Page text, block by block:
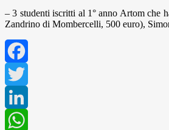
– 3 studenti iscritti al 1° anno Artom che
Zandrino di Mombercelli, 500 euro),
Facebook
Twitter
LinkedIn